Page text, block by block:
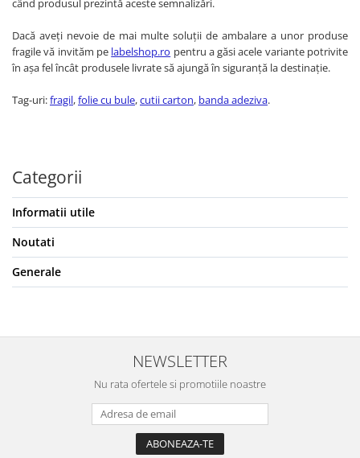
când produsul prezintă aceste semnalizări.
Dacă aveți nevoie de mai multe soluții de ambalare a unor produse
fragile vă invităm pe labelshop.ro pentru a găsi acele variante potrivite
în așa fel încât produsele livrate să ajungă în siguranță la destinație.
Tag-uri:fragil,folie cu bule,cutii carton, banda adeziva.
Categorii
Informatii utile
Noutati
Generale
NEWSLETTER
Nu rata ofertele si promotiile noastre